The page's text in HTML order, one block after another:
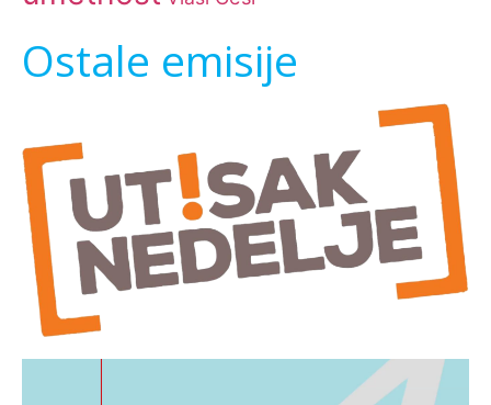
Ostale emisije